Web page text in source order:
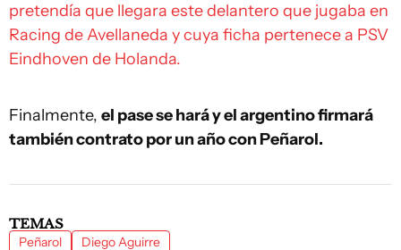
pretendía que llegara este delantero que jugaba en
Racing de Avellaneda y cuya ficha pertenece a PSV
Eindhoven de Holanda.
Finalmente, el pase se hará y el argentino firmará
también contrato por un año con Peñarol.
TEMAS
Peñarol Diego Aguirre